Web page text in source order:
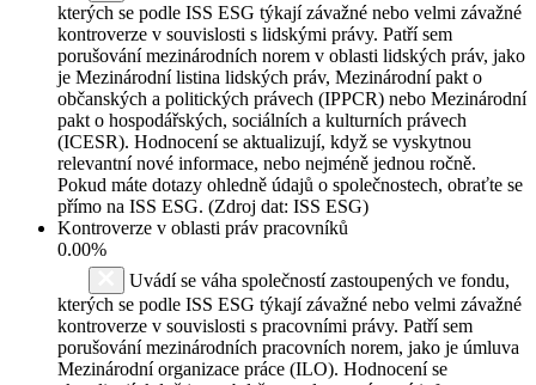
kterých se podle ISS ESG týkají závažné nebo velmi závažné
kontroverze v souvislosti s lidskými právy. Patří sem
porušování mezinárodních norem v oblasti lidských práv, jako
je Mezinárodní listina lidských práv, Mezinárodní pakt o
občanských a politických právech (IPPCR) nebo Mezinárodní
pakt o hospodářských, sociálních a kulturních právech
(ICESR). Hodnocení se aktualizují, když se vyskytnou
relevantní nové informace, nebo nejméně jednou ročně.
Pokud máte dotazy ohledně údajů o společnostech, obraťte se
přímo na ISS ESG. (Zdroj dat: ISS ESG)
Kontroverze v oblasti práv pracovníků
0.00%
Uvádí se váha společností zastoupených ve fondu,
kterých se podle ISS ESG týkají závažné nebo velmi závažné
kontroverze v souvislosti s pracovními právy. Patří sem
porušování mezinárodních pracovních norem, jako je úmluva
Mezinárodní organizace práce (ILO). Hodnocení se